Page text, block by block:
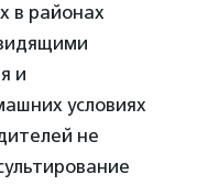
в районах
и
условиях
не